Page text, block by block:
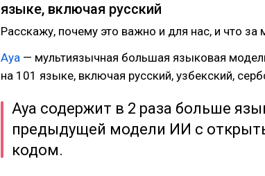
языке, включая русский
Расскажу, почему это важно и для нас, и что за
Aya — мультиязычная большая языковая
на 101 языке, включая русский, узбекский,
Aya содержит в 2 раза больше
предыдущей модели ИИ с
кодом.